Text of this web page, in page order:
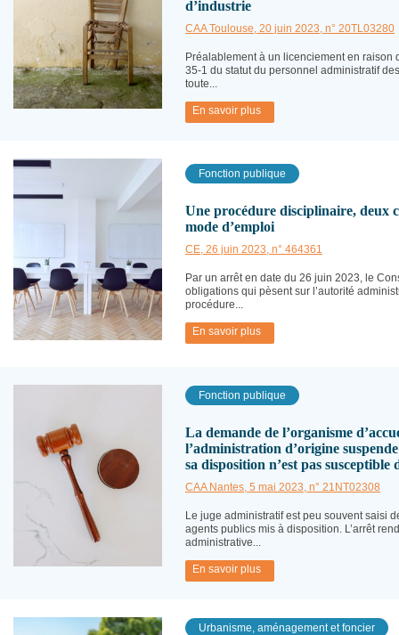
d’industrie
CAA Toulouse, 20 juin 2023, n° 20TL03280
Préalablement à un licenciement en raison
35-1 du statut du personnel administratif
toute...
En savoir plus
Fonction publique
Une procédure disciplinaire, deux
mode d’emploi
CE, 26 juin 2023, n° 464361
Par un arrêt en date du 26 juin 2023, le
obligations qui pèsent sur l’autorité
procédure...
En savoir plus
Fonction publique
La demande de l’organisme
l’administration d’origine
sa disposition n’est pas susceptible
CAA Nantes, 5 mai 2023, n° 21NT02308
Le juge administratif est peu souvent saisi
agents publics mis à disposition. L’arrêt
administrative...
En savoir plus
Urbanisme, aménagement et foncier